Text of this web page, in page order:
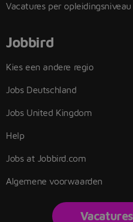
Vacatures per opleidingsniveau
Jobbird
Kies een andere regio
Jobs Deutschland
Jobs United Kingdom
Help
Jobs at Jobbird.com
Algemene voorwaarden